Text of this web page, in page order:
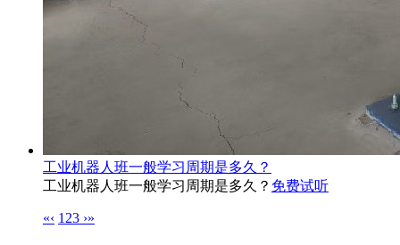
工业机器人班一般学习周期是多久？
工业机器人班一般学习周期是多久？ 免费试听
«‹ 1 23 ›»